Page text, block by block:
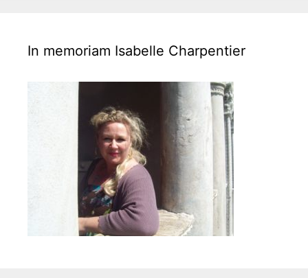
In memoriam Isabelle Charpentier